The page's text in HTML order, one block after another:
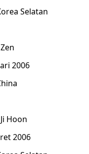
Selatan
2006
Hoon
2006